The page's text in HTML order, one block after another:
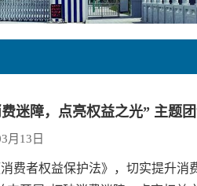
迷障，点亮权益之光” 主题
月13日
者权益保护法》，切实提升消